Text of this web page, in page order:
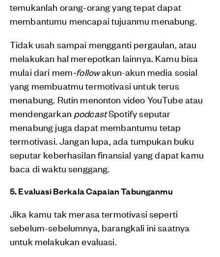
temukanlah orang-orang yang tepat dapat
membantumu mencapai tujuanmu menabung.
Tidak usah sampai mengganti pergaulan, atau
melakukan hal merepotkan lainnya. Kamu bisa
mulai dari mem-followakun-akun media sosial
yang membuatmu termotivasi untuk terus
menabung. Rutin menonton video YouTube atau
mendengarkan podcastSpotify seputar
menabung juga dapat membantumu tetap
termotivasi. Jangan lupa, ada tumpukan buku
seputar keberhasilan finansial yang dapat kamu
baca di waktu senggang.
5. Evaluasi Berkala Capaian Tabunganmu
Jika kamu tak merasa termotivasi seperti
sebelum-sebelumnya, barangkali ini saatnya
untuk melakukan evaluasi.